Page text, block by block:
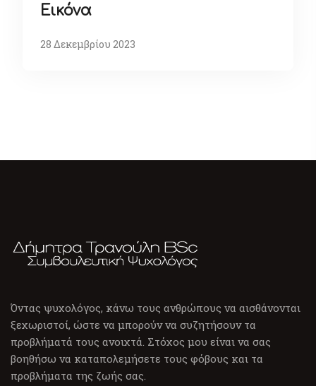
Εικόνα
28 Δεκεμβρίου 2023
Όντας ψυχολόγος, κάνω τους ανθρώπους να αισθάνονται
ξεχωριστοί, ώστε να μπορούν να συζητήσουν τα
προβλήματά τους ανοιχτά. Στόχος μου είναι να σας
βοηθήσω να καταπολεμήσετε τους φόβους και τα
προβλήματα της ζωής σας.